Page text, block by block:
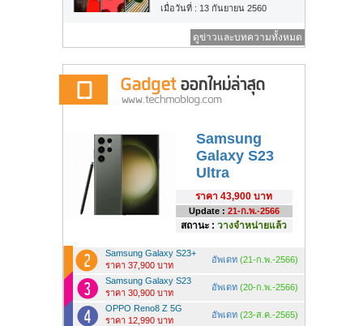
เมื่อวันที่ : 13 กันยายน 2560
ดูข่าวและบทความทั้งหมด
Samsung
Galaxy S23
Ultra
ราคา 43,900 บาท
Update : 21-ก.พ.-2566
สถานะ : วางจำหน่ายแล้ว
Samsung Galaxy S23+
ราคา 37,900 บาท
อัพเดท (21-ก.พ.-2566)
Samsung Galaxy S23
ราคา 30,900 บาท
อัพเดท (20-ก.พ.-2566)
OPPO Reno8 Z 5G
ราคา 12,990 บาท
อัพเดท (23-ส.ค.-2565)